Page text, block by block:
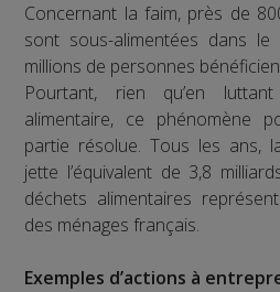
Concernant la faim, près de
sont sous-alimentées dans le
millions de personnes
Pourtant, rien qu’en
alimentaire, ce phénomène
partie résolue. Tous les ans,
jette l’équivalent de 3,8
déchets alimentaires
des ménages français.
Exemples d’actions à